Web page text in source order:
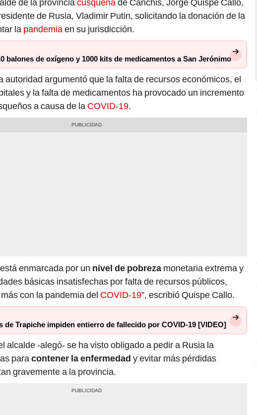
de la provinciacusqueñade Canchis, Jorge Quispe Callo,
de Rusia, Vladimir Putin, solicitando la donación de la
la pandemiaen su jurisdicción.
balones de oxígeno y 1000 kits de medicamentos a San Jerónimo
autoridad argumentó que la falta de recursos económicos, el
y la falta de medicamentos ha provocado un incremento
a causa de la COVID-19.
enmarcada por un nivel de pobreza monetaria extrema y
básicas insatisfechas por falta de recursos públicos,
con la pandemia del COVID-19”, escribió Quispe Callo.
de Trapiche impiden entierro de fallecido por COVID-19 [VIDEO]
alcalde -alegó- se ha visto obligado a pedir a Rusia la
paracontener la enfermedad y evitar más pérdidas
gravemente a la provincia.